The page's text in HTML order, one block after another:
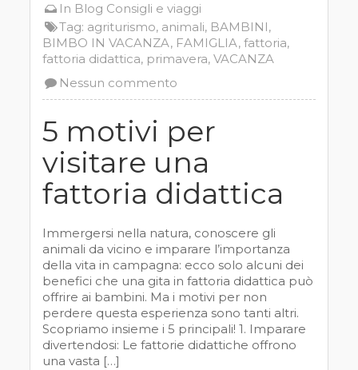
In Blog Consigli e viaggi
Tag: agriturismo, animali, BAMBINI,
BIMBO IN VACANZA, FAMIGLIA,fattoria,
fattoria didattica, primavera,VACANZA
Nessun commento
5 motivi per
visitare una
fattoria didattica
Immergersi nella natura, conoscere gli
animali da vicino e imparare l’importanza
della vita in campagna: ecco solo alcuni dei
benefici che una gita in fattoria didattica può
offrire ai bambini. Ma i motivi per non
perdere questa esperienza sono tanti altri.
Scopriamo insieme i 5 principali! 1. Imparare
divertendosi: Le fattorie didattiche offrono
una vasta […]